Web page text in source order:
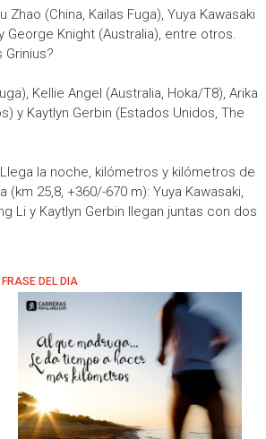
(China, Kailas Fuga), Yuya Kawasaki
George Knight (Australia), entre otros.
Grinius?
Kellie Angel (Australia, Hoka/T8), Arika
y Kaytlyn Gerbin (Estados Unidos, The
la noche, kilómetros y kilómetros de
25,8, +360/-670 m): Yuya Kawasaki,
Li y Kaytlyn Gerbin llegan juntas con dos